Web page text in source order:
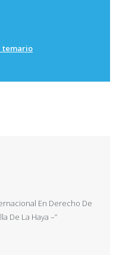
temario
En Derecho De
De La Haya –”